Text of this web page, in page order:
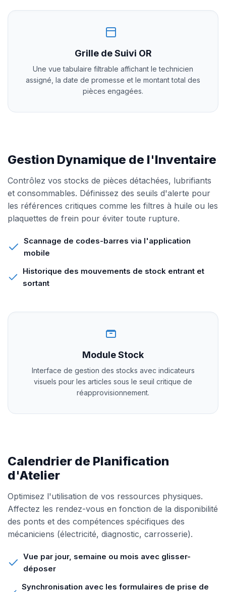
Grille de Suivi OR
Une vue tabulaire filtrable affichant le technicien
assigné, la date de promesse et le montant total des
pièces engagées.
Gestion Dynamique de l'Inventaire
Contrôlez vos stocks de pièces détachées, lubrifiants
et consommables. Définissez des seuils d'alerte pour
les références critiques comme les filtres à huile ou les
plaquettes de frein pour éviter toute rupture.
Scannage de codes-barres via l'application
mobile
Historique des mouvements de stock entrant et
sortant
Module Stock
Interface de gestion des stocks avec indicateurs
visuels pour les articles sous le seuil critique de
réapprovisionnement.
Calendrier de Planification
d'Atelier
Optimisez l'utilisation de vos ressources physiques.
Affectez les rendez-vous en fonction de la disponibilité
des ponts et des compétences spécifiques des
mécaniciens (électricité, diagnostic, carrosserie).
Vue par jour, semaine ou mois avec glisser-
déposer
Synchronisation avec les formulaires de prise de